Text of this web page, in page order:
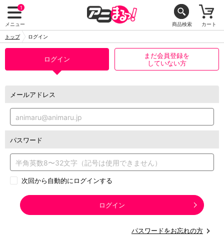
1
メニュー 商品検索 カート
トップ ログイン
ログイン
まだ会員登録を
していない方
メールアドレス
パスワード
次回から自動的にログインする
ログイン
パスワードをお忘れの方